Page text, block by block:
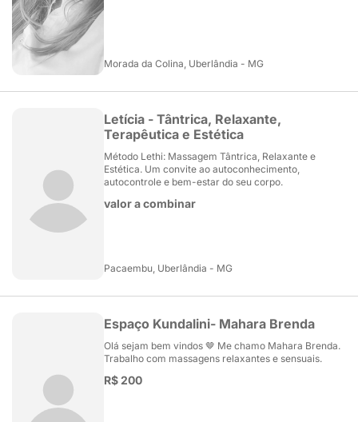
Morada da Colina, Uberlândia - MG
Letícia - Tântrica, Relaxante,
Terapêutica e Estética
Método Lethi: Massagem Tântrica, Relaxante e
Estética. Um convite ao autoconhecimento,
autocontrole e bem-estar do seu corpo.
valor a combinar
Pacaembu, Uberlândia - MG
Espaço Kundalini- Mahara Brenda
Olá sejam bem vindos 🤎 Me chamo Mahara Brenda.
Trabalho com massagens relaxantes e sensuais.
R$ 200